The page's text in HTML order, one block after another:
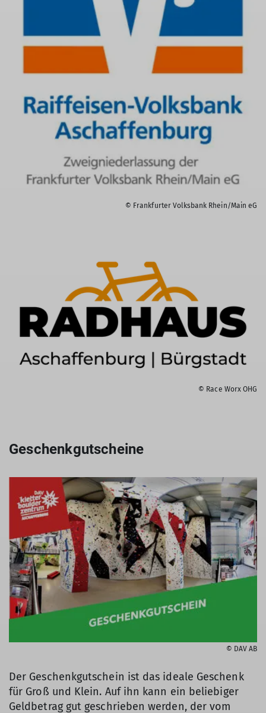
© Frankfurter Volksbank Rhein/Main eG
© Race Worx OHG
Geschenkgutscheine
© DAV AB
Der Geschenkgutschein ist das ideale Geschenk
für Groß und Klein. Auf ihn kann ein beliebiger
Geldbetrag gut geschrieben werden, der vom